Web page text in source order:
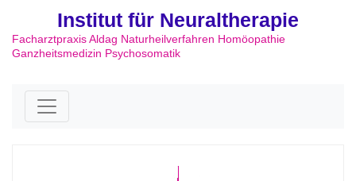
Institut für Neuraltherapie
Facharztpraxis Aldag Naturheilverfahren Homöopathie
Ganzheitsmedizin Psychosomatik